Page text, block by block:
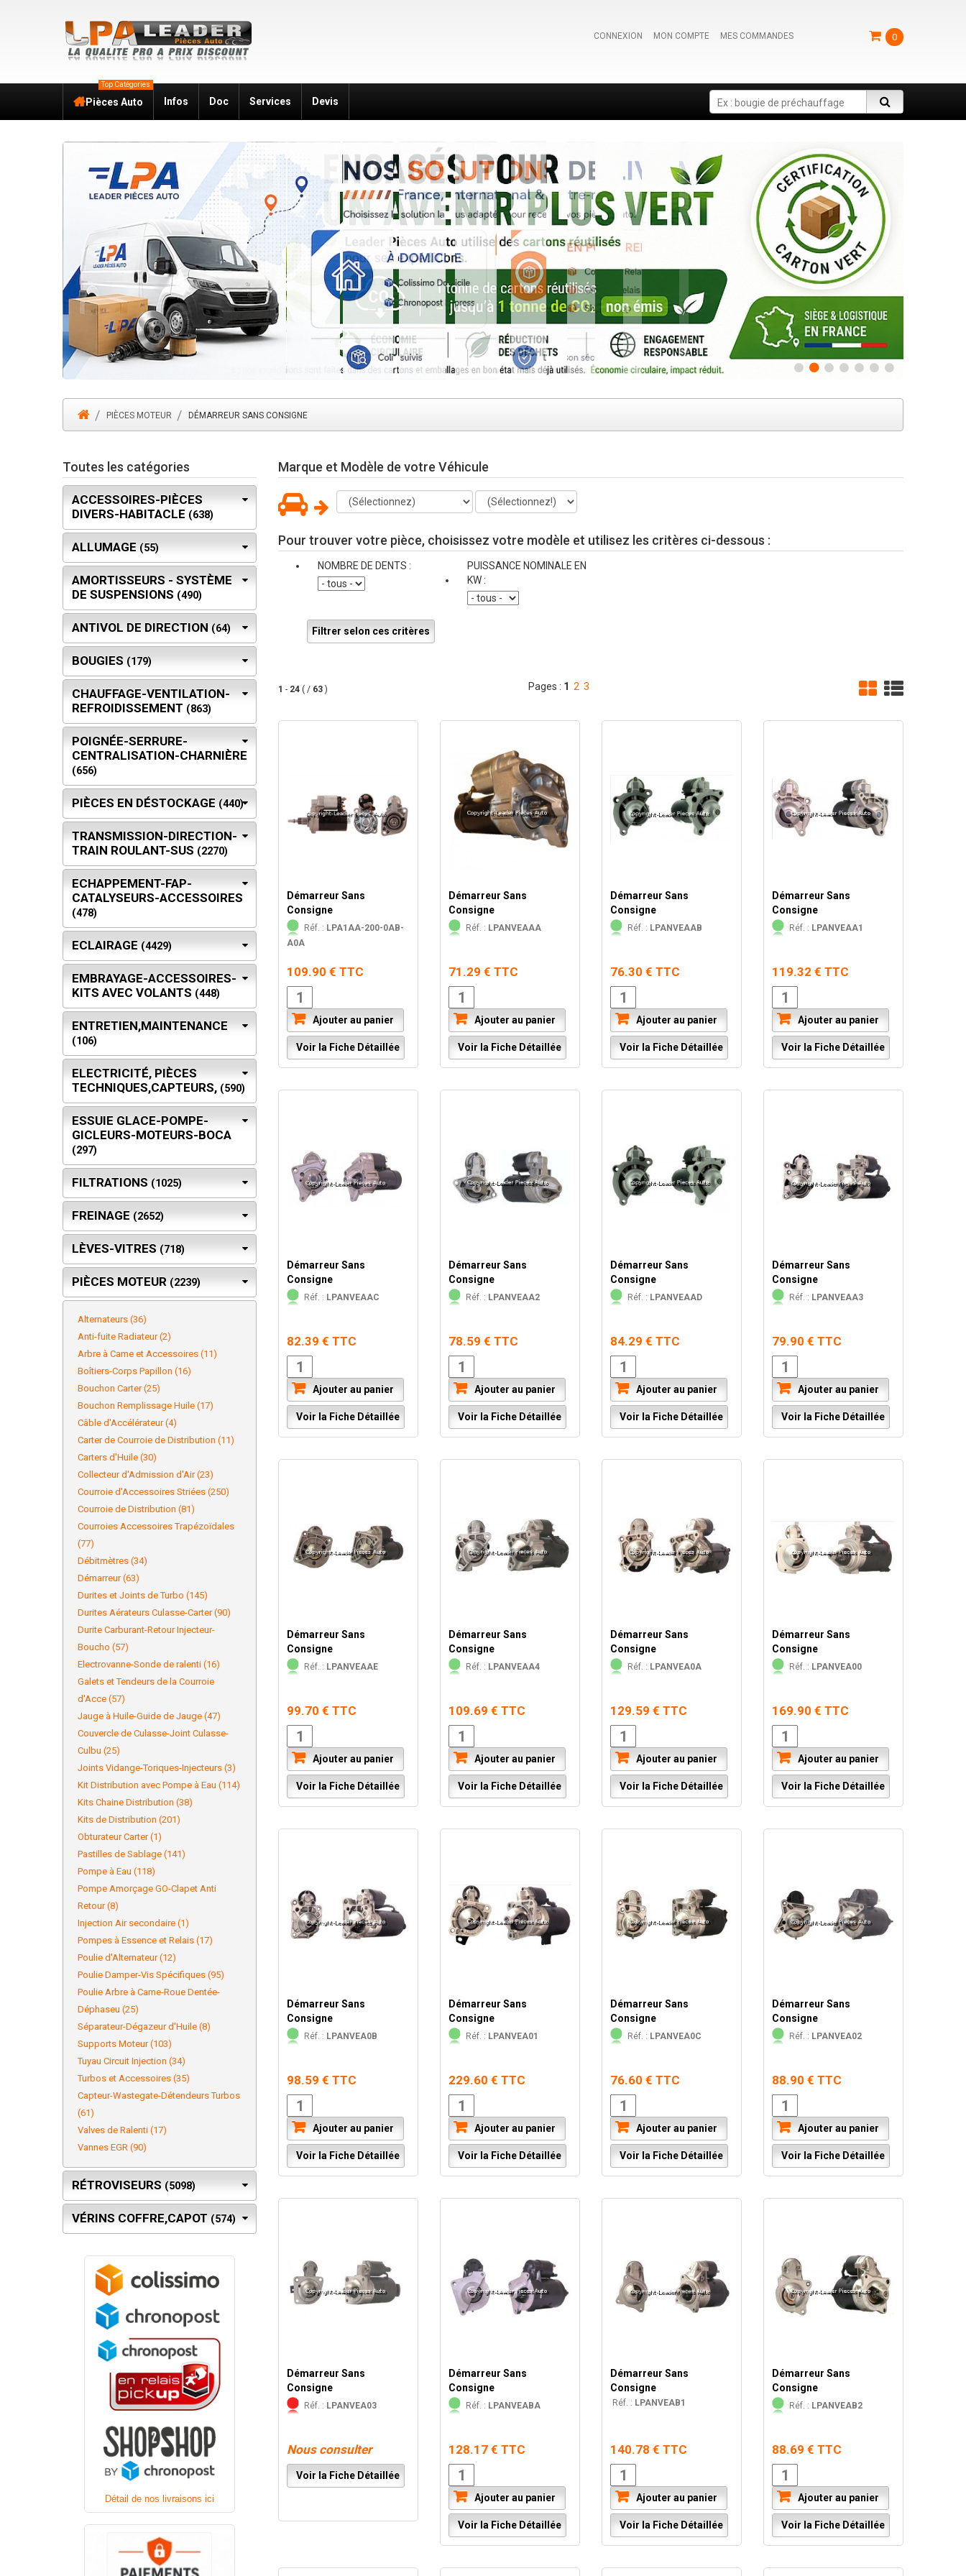
CONNEXION MON COMPTE MES COMMANDES 0
Search
Pièces Auto
Top Catégories
Infos Doc Services Devis
PIÈCES MOTEUR DÉMARREUR SANS CONSIGNE
Marque et Modèle de votre Véhicule
Pour trouver votre pièce, choisissez votre modèle et utilisez les critères ci-dessous :
NOMBRE DE DENTS :
PUISSANCE NOMINALE EN
KW :
Filtrer selon ces critères
1 - 24 ( / 63 ) Pages : 1 2 3
Démarreur Sans
Consigne
Réf. : LPA1AA-200-0AB-
A0A
109.90 € TTC
Ajouter au panier
Voir la Fiche Détaillée
Démarreur Sans
Consigne
Réf. : LPANVEAAA
71.29 € TTC
Ajouter au panier
Voir la Fiche Détaillée
Démarreur Sans
Consigne
Réf. : LPANVEAAB
76.30 € TTC
Ajouter au panier
Voir la Fiche Détaillée
Démarreur Sans
Consigne
Réf. : LPANVEAA1
119.32 € TTC
Ajouter au panier
Voir la Fiche Détaillée
Démarreur Sans
Consigne
Réf. : LPANVEAAC
82.39 € TTC
Ajouter au panier
Voir la Fiche Détaillée
Démarreur Sans
Consigne
Réf. : LPANVEAA2
78.59 € TTC
Ajouter au panier
Voir la Fiche Détaillée
Démarreur Sans
Consigne
Réf. : LPANVEAAD
84.29 € TTC
Ajouter au panier
Voir la Fiche Détaillée
Démarreur Sans
Consigne
Réf. : LPANVEAA3
79.90 € TTC
Ajouter au panier
Voir la Fiche Détaillée
Démarreur Sans
Consigne
Réf. : LPANVEAAE
99.70 € TTC
Ajouter au panier
Voir la Fiche Détaillée
Démarreur Sans
Consigne
Réf. : LPANVEAA4
109.69 € TTC
Ajouter au panier
Voir la Fiche Détaillée
Démarreur Sans
Consigne
Réf. : LPANVEA0A
129.59 € TTC
Ajouter au panier
Voir la Fiche Détaillée
Démarreur Sans
Consigne
Réf. : LPANVEA00
169.90 € TTC
Ajouter au panier
Voir la Fiche Détaillée
Démarreur Sans
Consigne
Réf. : LPANVEA0B
98.59 € TTC
Ajouter au panier
Voir la Fiche Détaillée
Démarreur Sans
Consigne
Réf. : LPANVEA01
229.60 € TTC
Ajouter au panier
Voir la Fiche Détaillée
Démarreur Sans
Consigne
Réf. : LPANVEA0C
76.60 € TTC
Ajouter au panier
Voir la Fiche Détaillée
Démarreur Sans
Consigne
Réf. : LPANVEA02
88.90 € TTC
Ajouter au panier
Voir la Fiche Détaillée
Démarreur Sans
Consigne
Réf. : LPANVEA03
Nous consulter
Voir la Fiche Détaillée
Démarreur Sans
Consigne
Réf. : LPANVEABA
128.17 € TTC
Ajouter au panier
Voir la Fiche Détaillée
Démarreur Sans
Consigne
Réf. : LPANVEAB1
140.78 € TTC
Ajouter au panier
Voir la Fiche Détaillée
Démarreur Sans
Consigne
Réf. : LPANVEAB2
88.69 € TTC
Ajouter au panier
Voir la Fiche Détaillée
Toutes les catégories
ACCESSOIRES-PIÈCES
DIVERS-HABITACLE (638)
ALLUMAGE (55)
AMORTISSEURS - SYSTÈME
DE SUSPENSIONS (490)
ANTIVOL DE DIRECTION (64)
BOUGIES (179)
CHAUFFAGE-VENTILATION-
REFROIDISSEMENT (863)
POIGNÉE-SERRURE-
CENTRALISATION-CHARNIÈRE
(656)
PIÈCES EN DÉSTOCKAGE (440)
TRANSMISSION-DIRECTION-
TRAIN ROULANT-SUS (2270)
ECHAPPEMENT-FAP-
CATALYSEURS-ACCESSOIRES
(478)
ECLAIRAGE (4429)
EMBRAYAGE-ACCESSOIRES-
KITS AVEC VOLANTS (448)
ENTRETIEN,MAINTENANCE
(106)
ELECTRICITÉ, PIÈCES
TECHNIQUES,CAPTEURS, (590)
ESSUIE GLACE-POMPE-
GICLEURS-MOTEURS-BOCA
(297)
FILTRATIONS (1025)
FREINAGE (2652)
LÈVES-VITRES (718)
PIÈCES MOTEUR (2239)
Alternateurs (36)
Anti-fuite Radiateur (2)
Arbre à Came et Accessoires (11)
Boîtiers-Corps Papillon (16)
Bouchon Carter (25)
Bouchon Remplissage Huile (17)
Câble d'Accélérateur (4)
Carter de Courroie de Distribution (11)
Carters d'Huile (30)
Collecteur d'Admission d'Air (23)
Courroie d'Accessoires Striées (250)
Courroie de Distribution (81)
Courroies Accessoires Trapézoïdales
(77)
Débitmètres (34)
Démarreur (63)
Durites et Joints de Turbo (145)
Durites Aérateurs Culasse-Carter (90)
Durite Carburant-Retour Injecteur-
Boucho (57)
Electrovanne-Sonde de ralenti (16)
Galets et Tendeurs de la Courroie
d'Acce (57)
Jauge à Huile-Guide de Jauge (47)
Couvercle de Culasse-Joint Culasse-
Culbu (25)
Joints Vidange-Toriques-Injecteurs (3)
Kit Distribution avec Pompe à Eau (114)
Kits Chaine Distribution (38)
Kits de Distribution (201)
Obturateur Carter (1)
Pastilles de Sablage (141)
Pompe à Eau (118)
Pompe Amorçage GO-Clapet Anti
Retour (8)
Injection Air secondaire (1)
Pompes à Essence et Relais (17)
Poulie d'Alternateur (12)
Poulie Damper-Vis Spécifiques (95)
Poulie Arbre à Came-Roue Dentée-
Déphaseu (25)
Séparateur-Dégazeur d'Huile (8)
Supports Moteur (103)
Tuyau Circuit Injection (34)
Turbos et Accessoires (35)
Capteur-Wastegate-Détendeurs Turbos
(61)
Valves de Ralenti (17)
Vannes EGR (90)
RÉTROVISEURS (5098)
VÉRINS COFFRE,CAPOT (574)
Détail de nos livraisons ici